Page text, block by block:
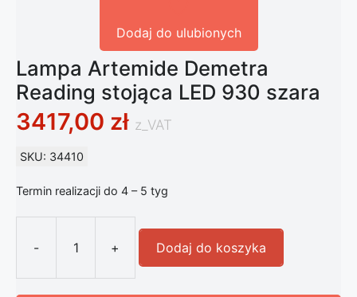
Dodaj do ulubionych
Lampa Artemide Demetra
Reading stojąca LED 930 szara
3417,00 zł z_VAT
SKU: 34410
Termin realizacji do 4 – 5 tyg
-
ilość Lampa Artemide Demetra
+ Dodaj do koszyka